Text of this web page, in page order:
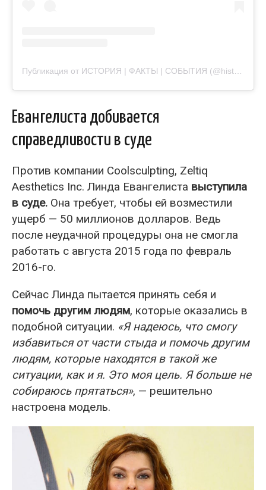
Евангелиста добивается
справедливости в суде
Против компании Coolsculpting, Zeltiq
Aesthetics Inc. Линда Евангелиста выступила
в суде. Она требует, чтобы ей возместили
ущерб — 50 миллионов долларов. Ведь
после неудачной процедуры она не смогла
работать с августа 2015 года по февраль
2016-го.
Сейчас Линда пытается принять себя и
помочь другим людям, которые оказались в
подобной ситуации. «Я надеюсь, что смогу
избавиться от части стыда и помочь другим
людям, которые находятся в такой же
ситуации, как и я. Это моя цель. Я больше не
собираюсь прятаться», — решительно
настроена модель.